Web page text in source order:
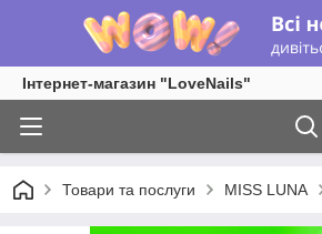
Інтернет-магазин "LoveNails"
Товари та послуги MISS LUNA